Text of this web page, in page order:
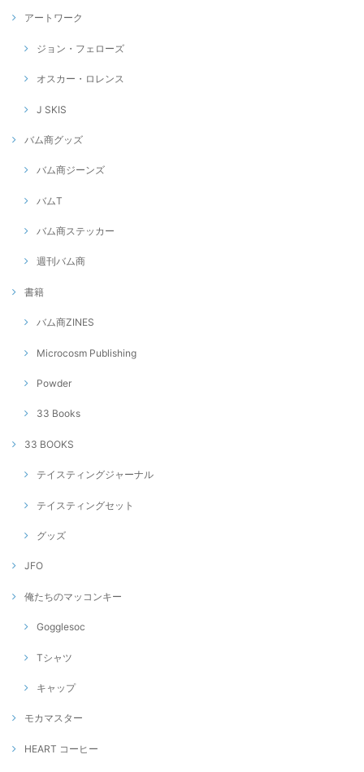
アートワーク
ジョン・フェローズ
オスカー・ロレンス
J SKIS
バム商グッズ
バム商ジーンズ
バムT
バム商ステッカー
週刊バム商
書籍
バム商ZINES
Microcosm Publishing
Powder
33 Books
33 BOOKS
テイスティングジャーナル
テイスティングセット
グッズ
JFO
俺たちのマッコンキー
Gogglesoc
Tシャツ
キャップ
モカマスター
HEART コーヒー